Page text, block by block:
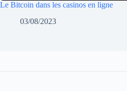
Le Bitcoin dans les casinos en ligne
03/08/2023